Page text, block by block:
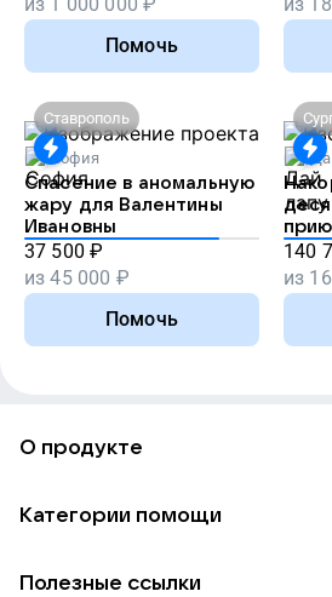
Помочь
Ставрополь
София
Спасение в аномальную
жару для Валентины
Ивановны
37 500 ₽
из45 000 ₽
Помочь
140
из
О продукте
Использование материалов
Категории помощи
Полезные ссылки